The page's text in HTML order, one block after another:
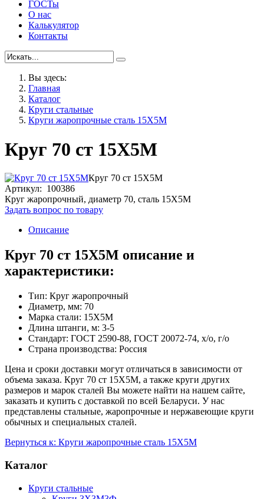
ГОСТы
О нас
Калькулятор
Контакты
Вы здесь:
Главная
Каталог
Круги стальные
Круги жаропрочные сталь 15Х5М
Круг 70 ст 15Х5М
Круг 70 ст 15Х5М
Артикул: 100386
Круг жаропрочный, диаметр 70, сталь 15Х5М
Задать вопрос по товару
Описание
Круг 70 ст 15Х5М описание и
характеристики:
Тип: Круг жаропрочный
Диаметр, мм: 70
Марка стали: 15Х5М
Длина штанги, м: 3-5
Стандарт: ГОСТ 2590-88, ГОСТ 20072-74, х/о, г/о
Страна производства: Россия
Цена и сроки доставки могут отличаться в зависимости от
объема заказа. Круг 70 ст 15Х5М, а также круги других
размеров и марок сталей Вы можете найти на нашем сайте,
заказать и купить с доставкой по всей Беларуси. У нас
представлены стальные, жаропрочные и нержавеющие круги
обычных и специальных сталей.
Вернуться к: Круги жаропрочные сталь 15Х5М
Каталог
Круги стальные